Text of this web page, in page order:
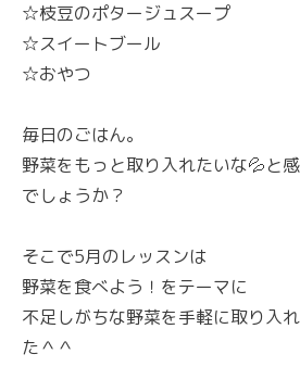
☆枝豆のポタージュスープ
☆スイートブール
☆おやつ
毎日のごはん。
野菜をもっと取り入れたいな💦と
でしょうか？
そこで5月のレッスンは
野菜を食べよう！をテーマに
不足しがちな野菜を手軽に取り入
た＾＾